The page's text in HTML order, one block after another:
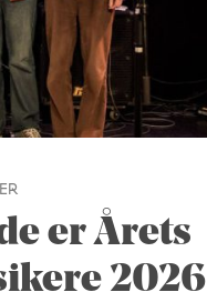
er Årets
2026